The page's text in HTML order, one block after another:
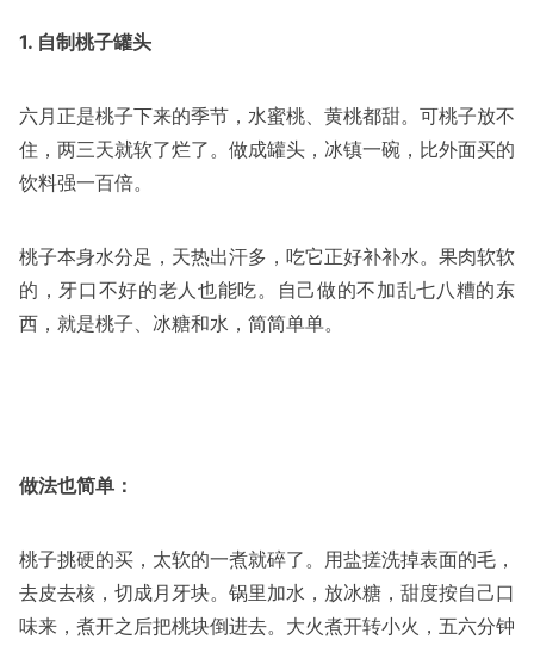
1. 自制桃子罐头
六月正是桃子下来的季节，水蜜桃、黄桃都甜。可桃子放不
住，两三天就软了烂了。做成罐头，冰镇一碗，比外面买的
饮料强一百倍。
桃子本身水分足，天热出汗多，吃它正好补补水。果肉软软
的，牙口不好的老人也能吃。自己做的不加乱七八糟的东
西，就是桃子、冰糖和水，简简单单。
做法也简单：
桃子挑硬的买，太软的一煮就碎了。用盐搓洗掉表面的毛，
去皮去核，切成月牙块。锅里加水，放冰糖，甜度按自己口
味来，煮开之后把桃块倒进去。大火煮开转小火，五六分钟